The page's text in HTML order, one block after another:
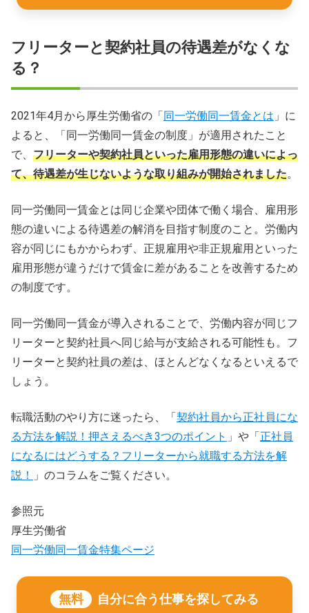
フリーターと契約社員の待遇差がなくな
る？
2021年4月から厚生労働省の「 同一労働同一賃金とは 」に
よると、「同一労働同一賃金の制度」が適用されたこと
で、 フリーターや契約社員といった雇用形態の違いによっ
て、待遇差が生じないような取り組みが開始されました。
同一労働同一賃金とは同じ企業や団体で働く場合、雇用形
態の違いによる待遇差の解消を目指す制度のこと。労働内
容が同じにもかからわず、正規雇用や非正規雇用といった
雇用形態が違うだけで賃金に差があることを改善するため
の制度です。
同一労働同一賃金が導入されることで、労働内容が同じフ
リーターと契約社員へ同じ給与が支給される可能性も。フ
リーターと契約社員の差は、ほとんどなくなるといえるで
しょう。
転職活動のやり方に迷ったら、「 契約社員から正社員にな
る方法を解説！押さえるべき3つのポイント 」や「 正社員
になるにはどうする？フリーターから就職する方法を解
説！
」のコラムをご覧ください。
参照元
厚生労働省
同一労働同一賃金特集ページ
無料 自分に合う仕事を探してみる